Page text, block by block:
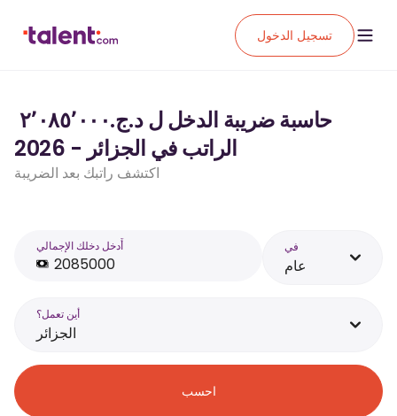
تسجيل الدخول
الراتب في الجزائر - 2026
اكتشف راتبك بعد الضريبة
أَدخل دخلك الإجمالي في
عام
أين تعمل؟
الجزائر
احسب